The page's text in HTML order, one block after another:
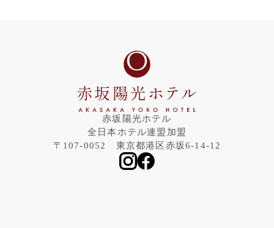
赤坂陽光ホテル
全日本ホテル連盟加盟
〒107-0052 東京都港区赤坂6-14-12